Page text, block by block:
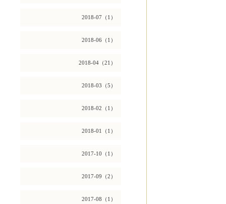
2018-07（1）
2018-06（1）
2018-04（21）
2018-03（5）
2018-02（1）
2018-01（1）
2017-10（1）
2017-09（2）
2017-08（1）